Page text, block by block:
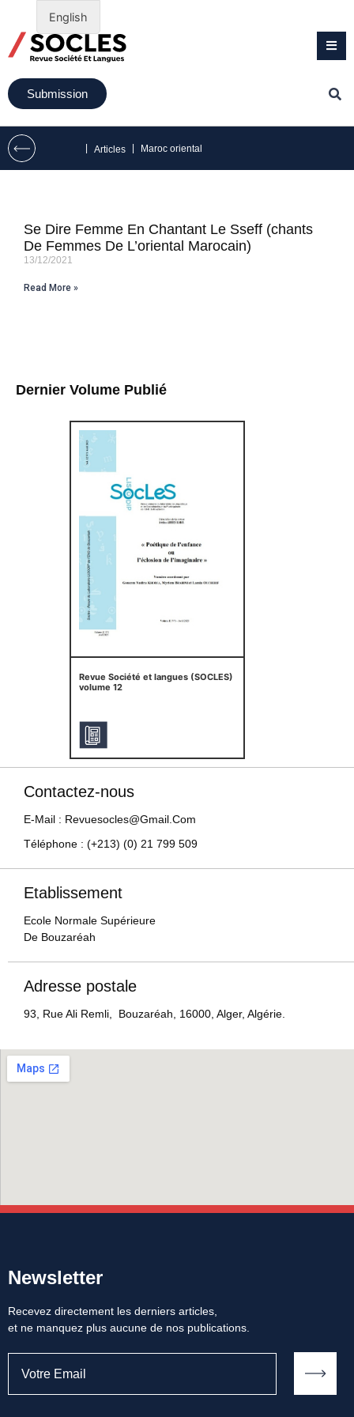
Submission
Articles Maroc oriental
Dernier Volume Publié
Revue Société et langues (SOCLES)
volume 12
Se Dire Femme En Chantant Le Sseff (chants
De Femmes De L’oriental Marocain)
13/12/2021
Read More »
Contactez-nous
E-Mail : Revuesocles@gmail.com
Téléphone : (+213) (0) 21 799 509
Etablissement
Ecole Normale Supérieure
De Bouzaréah
Adresse postale
93, Rue Ali Remli, Bouzaréah, 16000, Alger, Algérie.
Newsletter
Recevez directement les derniers articles,
et ne manquez plus aucune de nos publications.
English